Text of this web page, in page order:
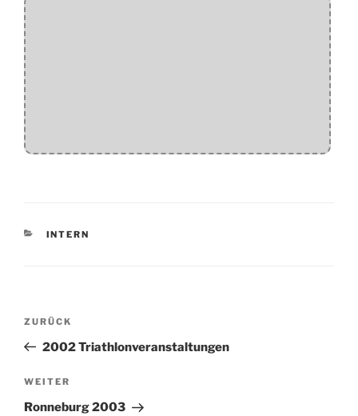
KATEGORIEN
INTERN
Beitragsnavigation
Vorheriger
Beitrag
ZURÜCK
2002 Triathlonveranstaltungen
Nächster
Beitrag
WEITER
Ronneburg 2003